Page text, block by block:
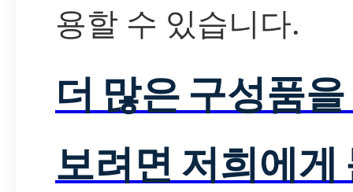
용할 수 있습니다.
더 많은 구성품
보려면 저희에게